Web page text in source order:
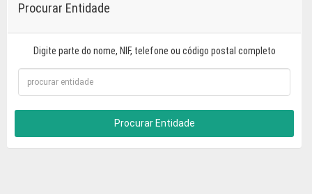
Procurar Entidade
Digite parte do nome, NIF, telefone ou código postal completo
Procurar Entidade